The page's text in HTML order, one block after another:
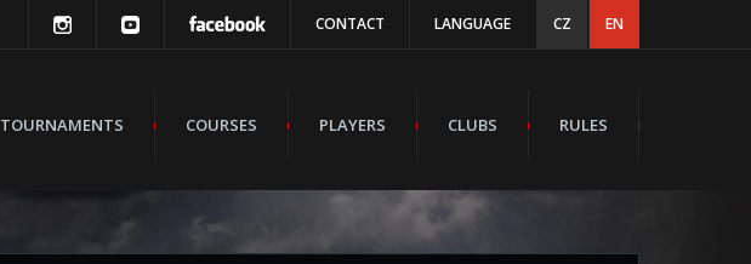
CONTACT LANGUAGE CZ EN
TOURNAMENTS COURSES PLAYERS CLUBS RULES